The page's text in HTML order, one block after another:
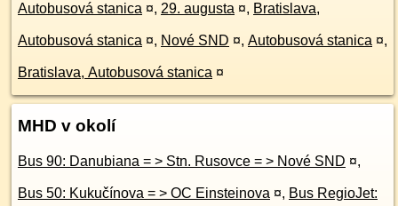
Autobusová stanica ¤, 29. augusta ¤, Bratislava,
Autobusová stanica ¤, Nové SND ¤, Autobusová stanica ¤,
Bratislava, Autobusová stanica ¤
MHD v okolí
Bus 90: Danubiana = > Stn. Rusovce = > Nové SND ¤,
Bus 50: Kukučínova = > OC Einsteinova ¤, Bus RegioJet: